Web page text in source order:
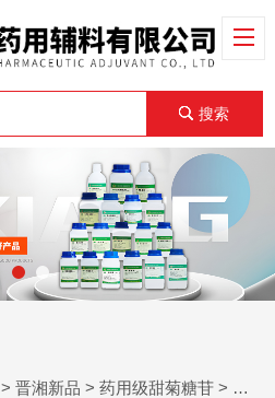
搜索
>晋湘新品 >药用级甜菊糖苷 > 药用级甜菊糖苷 药品评审登记备案A状态